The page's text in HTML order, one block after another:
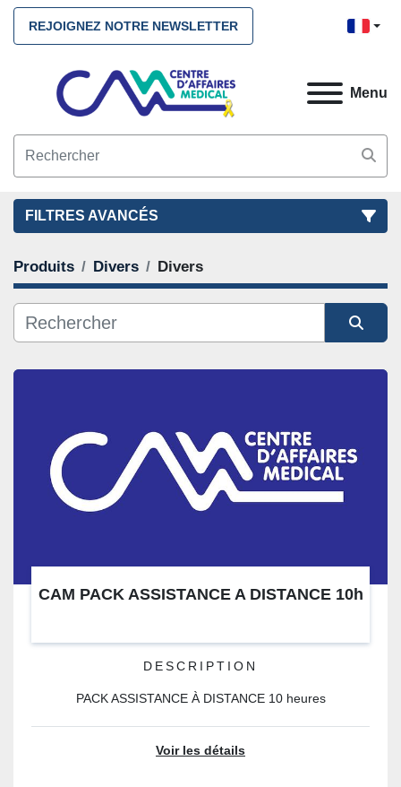
REJOIGNEZ NOTRE NEWSLETTER
Menu
FILTRES AVANCÉS
FILTRES (2)
Divers
Produits Divers Divers
CAM PACK ASSISTANCE A DISTANCE 10h
DESCRIPTION
PACK ASSISTANCE À DISTANCE 10 heures
Voir les détails